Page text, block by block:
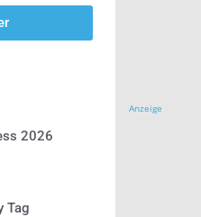
2026
Tag
Anzeige